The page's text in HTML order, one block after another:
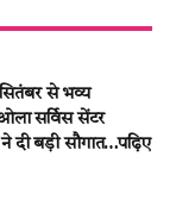
से भव्य
सर्विस सेंटर
दी बड़ी सौगात…पढ़िए